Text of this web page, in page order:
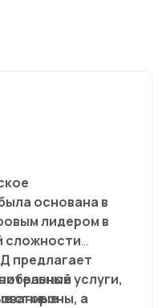
основана в
лидером в
сложности
предлагает
услуги,
стороны, а